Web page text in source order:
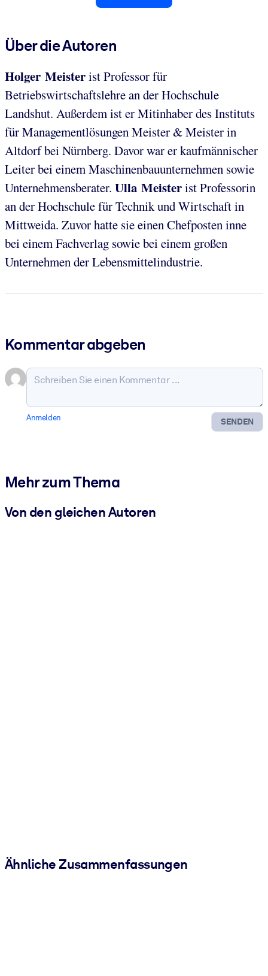
Über die Autoren
Holger Meisterist Professor für
Betriebswirtschaftslehre an der Hochschule
Landshut. Außerdem ist er Mitinhaber des Instituts
für Managementlösungen Meister & Meister in
Altdorf bei Nürnberg. Davor war er kaufmännischer
Leiter bei einem Maschinenbauunternehmen sowie
Unternehmensberater. Ulla Meisterist Professorin
an der Hochschule für Technik und Wirtschaft in
Mittweida. Zuvor hatte sie einen Chefposten inne
bei einem Fachverlag sowie bei einem großen
Unternehmen der Lebensmittelindustrie.
Kommentar abgeben
SENDEN
Anmelden
Mehr zum Thema
Von den gleichen Autoren
Ähnliche Zusammenfassungen